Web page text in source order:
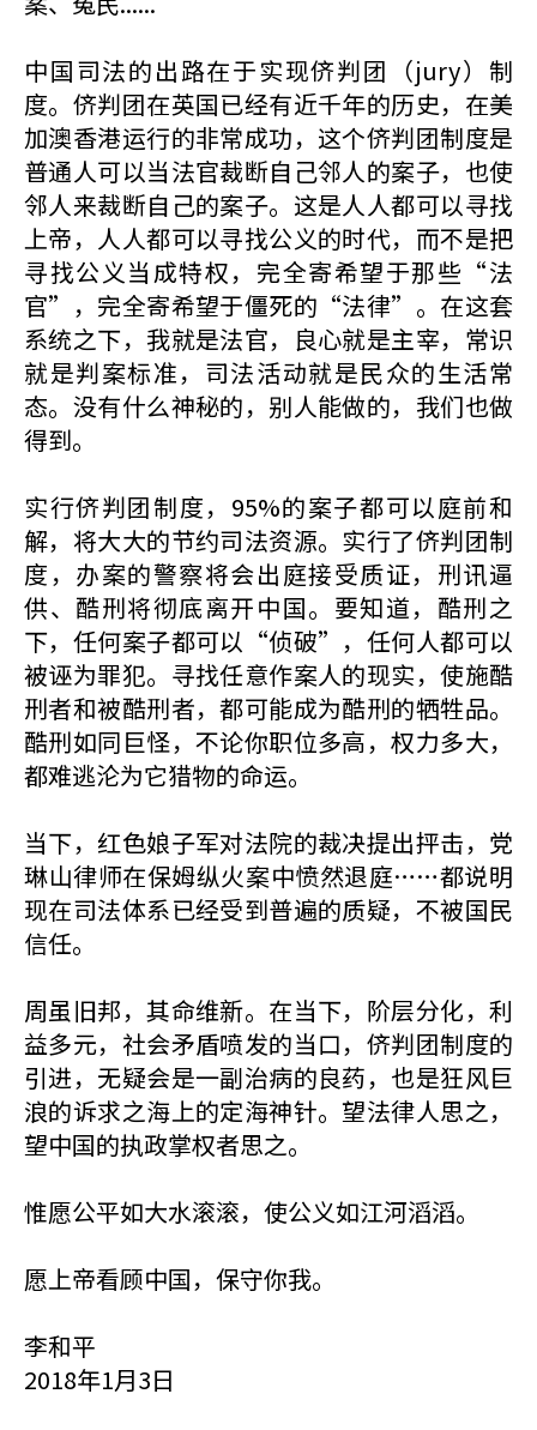
中国司法的出路在于实现侪判团（jury）制
度。侪判团在英国已经有近千年的历史，在美
加澳香港运行的非常成功，这个侪判团制度是
普通人可以当法官裁断自己邻人的案子，也使
邻人来裁断自己的案子。这是人人都可以寻找
上帝，人人都可以寻找公义的时代，而不是把
寻找公义当成特权，完全寄希望于那些“法
官”，完全寄希望于僵死的“法律”。在这套
系统之下，我就是法官，良心就是主宰，常识
就是判案标准，司法活动就是民众的生活常
态。没有什么神秘的，别人能做的，我们也做
得到。
实行侪判团制度，95%的案子都可以庭前和
解，将大大的节约司法资源。实行了侪判团制
度，办案的警察将会出庭接受质证，刑讯逼
供、酷刑将彻底离开中国。要知道，酷刑之
下，任何案子都可以“侦破”，任何人都可以
被诬为罪犯。寻找任意作案人的现实，使施酷
刑者和被酷刑者，都可能成为酷刑的牺牲品。
酷刑如同巨怪，不论你职位多高，权力多大，
都难逃沦为它猎物的命运。
当下，红色娘子军对法院的裁决提出抨击，党
琳山律师在保姆纵火案中愤然退庭……都说明
现在司法体系已经受到普遍的质疑，不被国民
信任。
周虽旧邦，其命维新。在当下，阶层分化，利
益多元，社会矛盾喷发的当口，侪判团制度的
引进，无疑会是一副治病的良药，也是狂风巨
浪的诉求之海上的定海神针。望法律人思之，
望中国的执政掌权者思之。
惟愿公平如大水滚滚，使公义如江河滔滔。
愿上帝看顾中国，保守你我。
李和平
2018年1月3日